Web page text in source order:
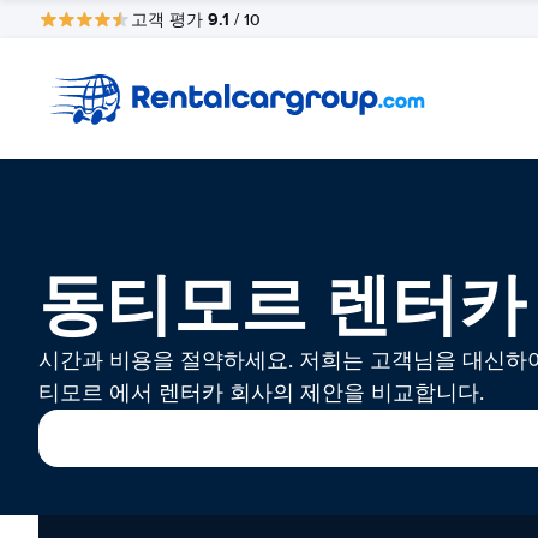
고객 평가 9.1 / 10
동티모르 렌터카
시간과 비용을 절약하세요. 저희는 고객님을 대신하
티모르 에서 렌터카 회사의 제안을 비교합니다.